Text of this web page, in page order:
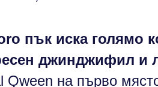
пък иска голямо
джинджифил и
на първо